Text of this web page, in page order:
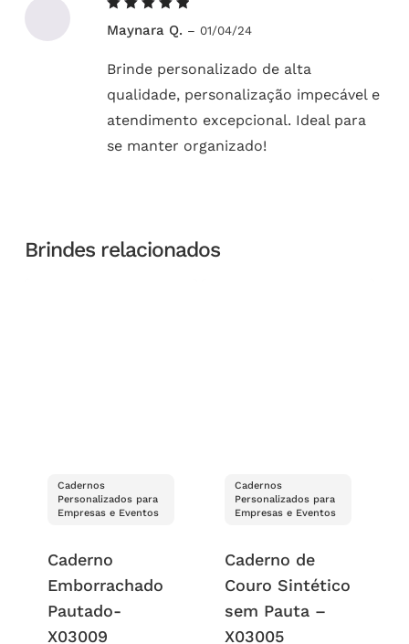
5de 5
Maynara Q. – 01/04/24
Brinde personalizado de alta
qualidade, personalização impecável e
atendimento excepcional. Ideal para
se manter organizado!
Brindes relacionados
Cadernos
Personalizados para
Empresas e Eventos
Caderno
Emborrachado
Pautado-
X03009
Cadernos
Personalizados para
Empresas e Eventos
Caderno de
Couro Sintético
sem Pauta –
X03005